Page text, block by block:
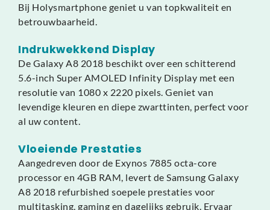
Bij Holysmartphone geniet u van topkwaliteit en
betrouwbaarheid.
Indrukwekkend Display
De Galaxy A8 2018 beschikt over een schitterend
5.6-inch Super AMOLED Infinity Display met een
resolutie van 1080 x 2220 pixels. Geniet van
levendige kleuren en diepe zwarttinten, perfect voor
al uw content.
Vloeiende Prestaties
Aangedreven door de Exynos 7885 octa-core
processor en 4GB RAM, levert de Samsung Galaxy
A8 2018 refurbished soepele prestaties voor
multitasking, gaming en dagelijks gebruik. Ervaar